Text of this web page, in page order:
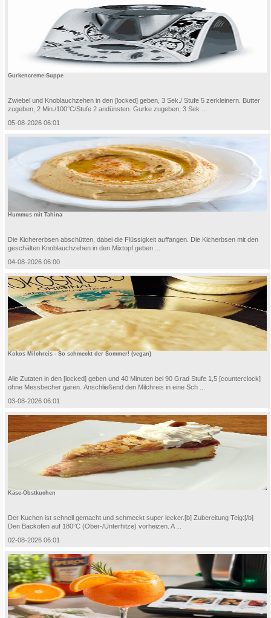
Gurkencreme-Suppe
Zwiebel und Knoblauchzehen in den [locked] geben, 3 Sek./ Stufe 5 zerkleinern. Butter
zugeben, 2 Min./100°C/Stufe 2 andünsten. Gurke zugeben, 3 Sek ...
05-08-2026 06:01
Hummus mit Tahina
Die Kichererbsen abschütten, dabei die Flüssigkeit auffangen. Die Kicherbsen mit den
geschälten Knoblauchzehen in den Mixtopf geben ...
04-08-2026 06:00
Kokos Milchreis - So schmeckt der Sommer! (vegan)
Alle Zutaten in den [locked] geben und 40 Minuten bei 90 Grad Stufe 1,5 [counterclock]
ohne Messbecher garen. Anschließend den Milchreis in eine Sch ...
03-08-2026 06:01
Käse-Obstkuchen
Der Kuchen ist schnell gemacht und schmeckt super lecker.[b] Zubereitung Teig:[/b]
Den Backofen auf 180°C (Ober-/Unterhitze) vorheizen. A ...
02-08-2026 06:01